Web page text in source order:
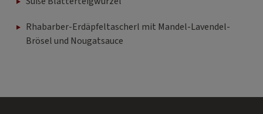
Rhabarber-Erdäpfeltascherl mit Mandel-Lavendel-
Brösel und Nougatsauce